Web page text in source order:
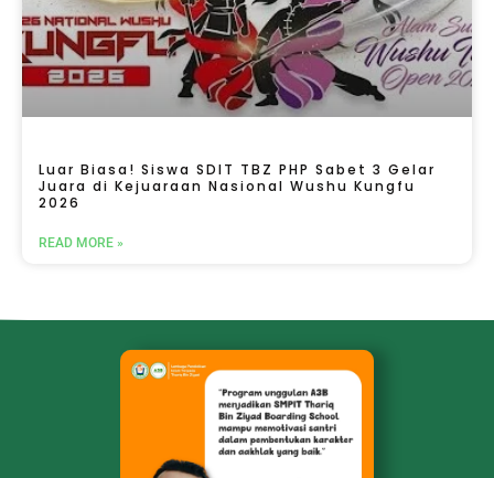
Luar Biasa! Siswa SDIT TBZ PHP Sabet 3 Gelar
Juara di Kejuaraan Nasional Wushu Kungfu
2026
READ MORE »